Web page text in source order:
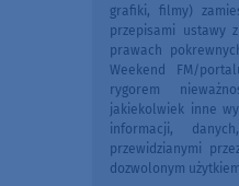
grafiki, filmy)
przepisami ustawy
prawach
Weekend FM/
rygorem
jakiekolwiek inne
informacji,
przewidzianymi
dozwolonym